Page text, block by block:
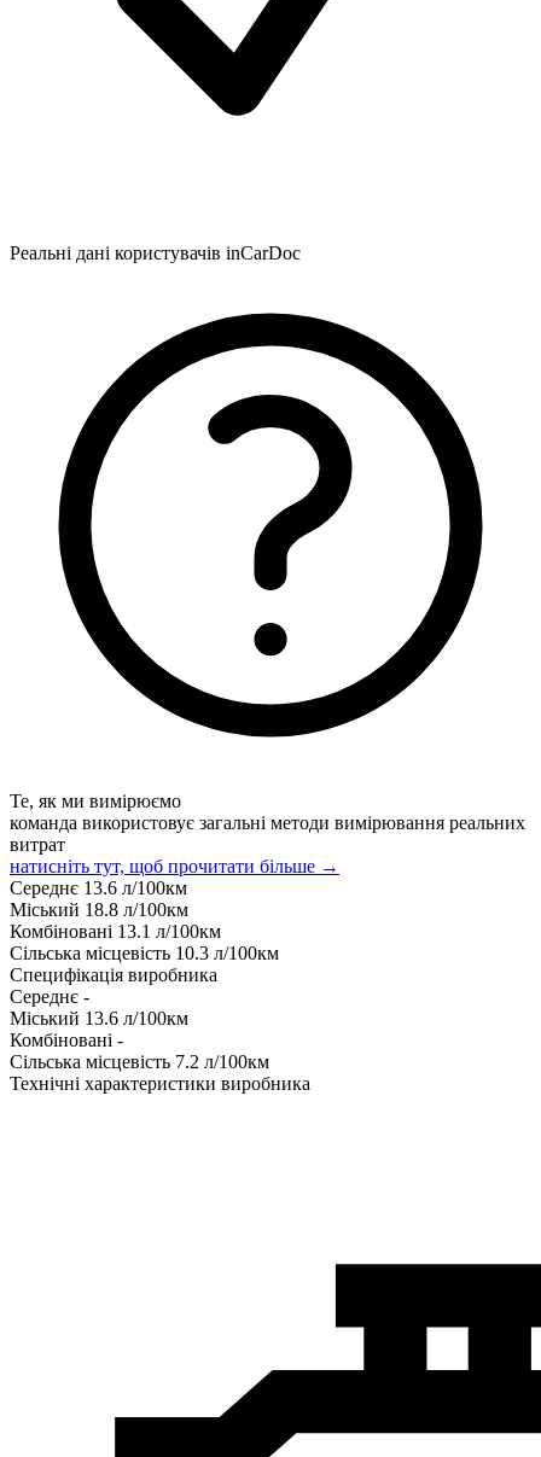
Реальні дані користувачів inCarDoc
Те, як ми вимірюємо
команда використовує загальні методи вимірювання реальних
витрат
натисніть тут, щоб прочитати більше →
Середнє 13.6 л/100км
Міський 18.8 л/100км
Комбіновані 13.1 л/100км
Сільська місцевість 10.3 л/100км
Специфікація виробника
Середнє -
Міський 13.6 л/100км
Комбіновані -
Сільська місцевість 7.2 л/100км
Технічні характеристики виробника